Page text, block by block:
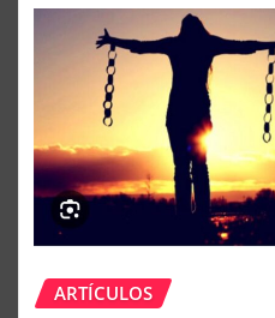
ARTÍCULOS